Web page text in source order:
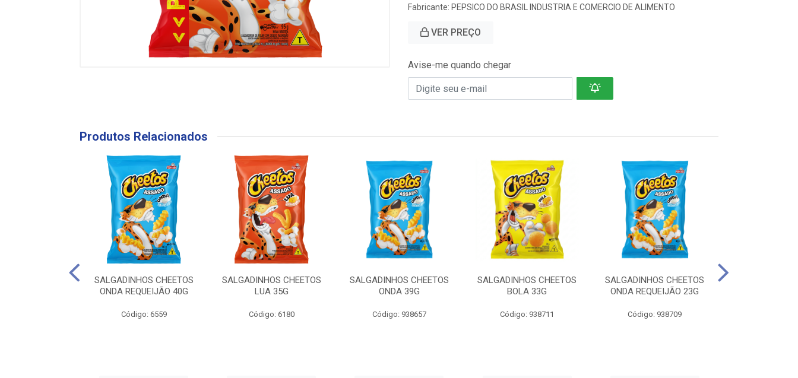
Fabricante: PEPSICO DO BRASIL INDUSTRIA E COMERCIO DE ALIMENTO
VER PREÇO
Avise-me quando chegar
Produtos Relacionados
SALGADINHOS CHEETOS
ONDA REQUEIJÃO 40G
Código: 6559
SALGADINHOS CHEETOS
LUA 35G
Código: 6180
SALGADINHOS CHEETOS
ONDA 39G
Código: 938657
SALGADINHOS CHEETOS
BOLA 33G
Código: 938711
SALGADINHOS CHEETOS
ONDA REQUEIJÃO 23G
Código: 938709